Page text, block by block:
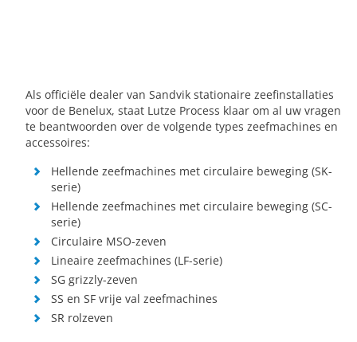
Als officiële dealer van Sandvik stationaire zeefinstallaties
voor de Benelux, staat Lutze Process klaar om al uw vragen
te beantwoorden over de volgende types zeefmachines en
accessoires:
Hellende zeefmachines met circulaire beweging (SK-
serie)
Hellende zeefmachines met circulaire beweging (SC-
serie)
Circulaire MSO-zeven
Lineaire zeefmachines (LF-serie)
SG grizzly-zeven
SS en SF vrije val zeefmachines
SR rolzeven